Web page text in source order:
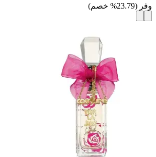
وفر (
23.79
% خصم)